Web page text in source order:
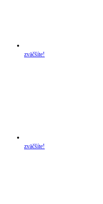
zväčšíte!
zväčšíte!